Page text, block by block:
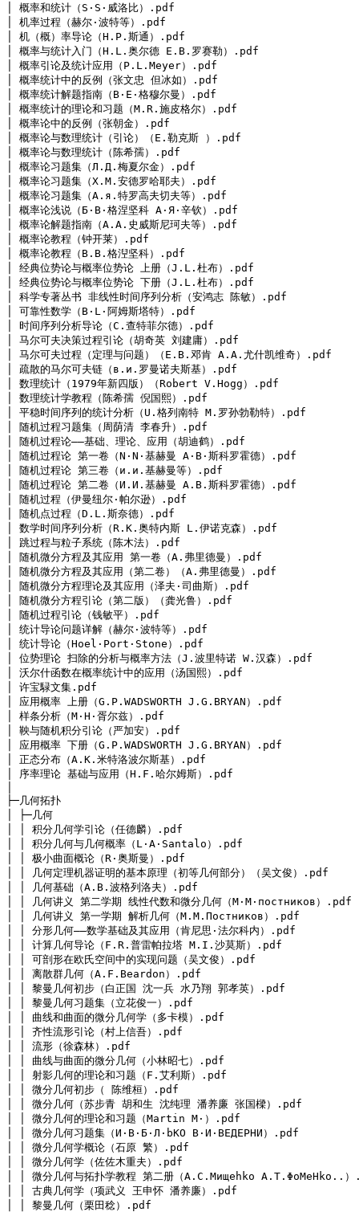
│ 概率和统计（S·S·威洛比）.pdf
│ 机率过程（赫尔·波特等）.pdf
│ 机（概）率导论（H.P.斯通）.pdf
│ 概率与统计入门（H.L.奥尔德 E.B.罗赛勒）.pdf
│ 概率引论及统计应用（P.L.Meyer）.pdf
│ 概率统计中的反例（张文忠 但冰如）.pdf
│ 概率统计解题指南（B·E·格穆尔曼）.pdf
│ 概率统计的理论和习题（M.R.施皮格尔）.pdf
│ 概率论中的反例（张朝金）.pdf
│ 概率论与数理统计（引论）（E.勒克斯 ）.pdf
│ 概率论与数理统计（陈希孺）.pdf
│ 概率论习题集（Л.Д.梅夏尔金）.pdf
│ 概率论习题集（X.M.安德罗哈耶夫）.pdf
│ 概率论习题集（A.я.特罗高夫切夫等）.pdf
│ 概率论浅说（Б·B·格涅坚科 A·Я·辛钦）.pdf
│ 概率论解题指南（A.A.史威斯尼珂夫等）.pdf
│ 概率论教程（钟开莱）.pdf
│ 概率论教程（В.В.格湼坚科）.pdf
│ 经典位势论与概率位势论 上册（J.L.杜布）.pdf
│ 经典位势论与概率位势论 下册（J.L.杜布）.pdf
│ 科学专著丛书 非线性时间序列分析（安鸿志 陈敏）.pdf
│ 可靠性数学（B·L·阿姆斯塔特）.pdf
│ 时间序列分析导论（C.查特菲尔德）.pdf
│ 马尔可夫决策过程引论（胡奇英 刘建庸）.pdf
│ 马尔可夫过程（定理与问题）（E.B.邓肯 A.A.尤什凯维奇）.pdf
│ 疏散的马尔可夫链（в.и.罗曼诺夫斯基）.pdf
│ 数理统计（1979年新四版）（Robert V.Hogg）.pdf
│ 数理统计学教程（陈希孺 倪国熙）.pdf
│ 平稳时间序列的统计分析（U.格列南特 M.罗孙勃勒特）.pdf
│ 随机过程习题集（周荫清 李春升）.pdf
│ 随机过程论——基础、理论、应用（胡迪鹤）.pdf
│ 随机过程论 第一卷（N·N·基赫曼 A·B·斯科罗霍德）.pdf
│ 随机过程论 第三卷（и.и.基赫曼等）.pdf
│ 随机过程论 第二卷（И.И.基赫曼 А.В.斯科罗霍德）.pdf
│ 随机过程（伊曼纽尔·帕尔逊）.pdf
│ 随机点过程（D.L.斯奈德）.pdf
│ 数学时间序列分析（R.K.奥特内斯 L.伊诺克森）.pdf
│ 跳过程与粒子系统（陈木法）.pdf
│ 随机微分方程及其应用 第一卷（A.弗里德曼）.pdf
│ 随机微分方程及其应用（第二卷）（A.弗里德曼）.pdf
│ 随机微分方程理论及其应用（泽夫·司曲斯）.pdf
│ 随机微分方程引论（第二版）（龚光鲁）.pdf
│ 随机过程引论（钱敏平）.pdf
│ 统计导论问题详解（赫尔·波特等）.pdf
│ 统计导论（Hoel·Port·Stone）.pdf
│ 位势理论 扫除的分析与概率方法（J.波里特诺 W.汉森）.pdf
│ 沃尔什函数在概率统计中的应用（汤国熙）.pdf
│ 许宝騄文集.pdf
│ 应用概率 上册（G.P.WADSWORTH J.G.BRYAN）.pdf
│ 样条分析（M·H·胥尔兹）.pdf
│ 鞅与随机积分引论（严加安）.pdf
│ 应用概率 下册（G.P.WADSWORTH J.G.BRYAN）.pdf
│ 正态分布（A.K.米特洛波尔斯基）.pdf
│ 序率理论 基础与应用（H.F.哈尔姆斯）.pdf
├─几何拓扑
│ ├─几何
│ │ 积分几何学引论（任德麟）.pdf
│ │ 积分几何与几何概率（L·A·Santalo）.pdf
│ │ 极小曲面概论（R·奥斯曼）.pdf
│ │ 几何定理机器证明的基本原理（初等几何部分）（吴文俊）.pdf
│ │ 几何基础（A.B.波格列洛夫）.pdf
│ │ 几何讲义 第二学期 线性代数和微分几何（M·M·постников）.pdf
│ │ 几何讲义 第一学期 解析几何（М.М.Постников）.pdf
│ │ 分形几何——数学基础及其应用（肯尼思·法尔科内）.pdf
│ │ 计算几何导论（F.R.普雷帕拉塔 M.I.沙莫斯）.pdf
│ │ 可剖形在欧氏空间中的实现问题（吴文俊）.pdf
│ │ 离散群几何（A.F.Beardon）.pdf
│ │ 黎曼几何初步（白正国 沈一兵 水乃翔 郭孝英）.pdf
│ │ 黎曼几何习题集（立花俊一）.pdf
│ │ 曲线和曲面的微分几何学（多卡模）.pdf
│ │ 齐性流形引论（村上信吾）.pdf
│ │ 流形（徐森林）.pdf
│ │ 曲线与曲面的微分几何（小林昭七）.pdf
│ │ 射影几何的理论和习题（F.艾利斯）.pdf
│ │ 微分几何初步（ 陈维桓）.pdf
│ │ 微分几何（苏步青 胡和生 沈纯理 潘养廉 张国樑）.pdf
│ │ 微分几何的理论和习题（Martin M·）.pdf
│ │ 微分几何习题集（И·B·Б·Л·bKO B·И·BEДEPHИ）.pdf
│ │ 微分几何学概论（石原 繁）.pdf
│ │ 微分几何学（佐佐木重夫）.pdf
│ │ 微分几何与拓扑学教程 第二册（A.C.Mищehko A.T.ΦoMeHko..
│ │ 古典几何学（项武义 王申怀 潘养廉）.pdf
│ │ 黎曼几何（栗田稔）.pdf